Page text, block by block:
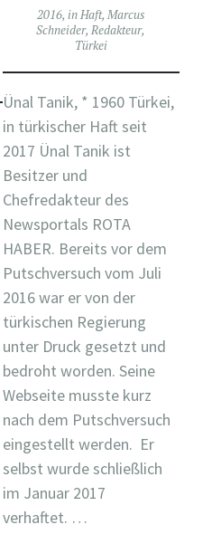
2016,in Haft,Marcus
Schneider,Redakteur,
Türkei
Ünal Tanik, * 1960 Türkei,
in türkischer Haft seit
2017 Ünal Tanik ist
Besitzer und
Chefredakteur des
Newsportals ROTA
HABER. Bereits vor dem
Putschversuch vom Juli
2016 war er von der
türkischen Regierung
unter Druck gesetzt und
bedroht worden. Seine
Webseite musste kurz
nach dem Putschversuch
eingestellt werden. Er
selbst wurde schließlich
im Januar 2017
verhaftet. …